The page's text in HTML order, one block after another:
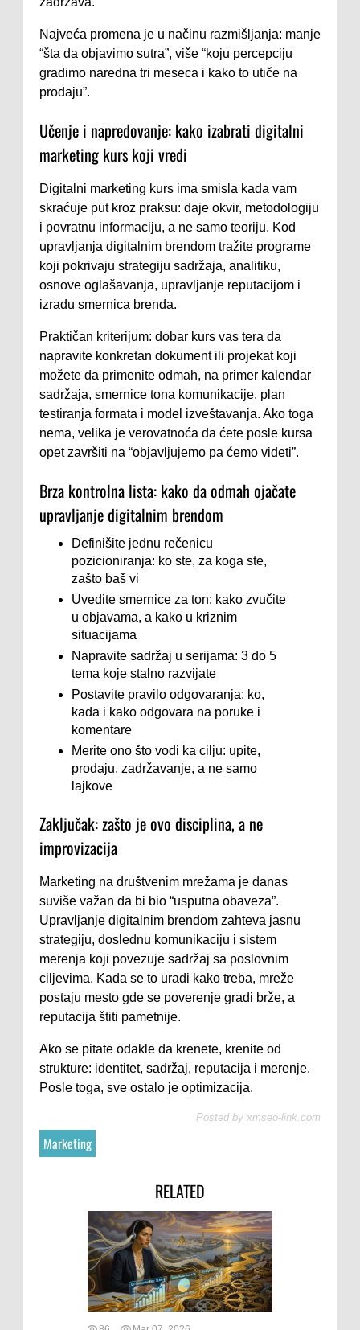
Najveća promena je u načinu razmišljanja: manje
“šta da objavimo sutra”, više “koju percepciju
gradimo naredna tri meseca i kako to utiče na
prodaju”.
Učenje i napredovanje: kako izabrati digitalni
marketing kurs koji vredi
Digitalni marketing kurs ima smisla kada vam
skraćuje put kroz praksu: daje okvir, metodologiju
i povratnu informaciju, a ne samo teoriju. Kod
upravljanja digitalnim brendom tražite programe
koji pokrivaju strategiju sadržaja, analitiku,
osnove oglašavanja, upravljanje reputacijom i
izradu smernica brenda.
Praktičan kriterijum: dobar kurs vas tera da
napravite konkretan dokument ili projekat koji
možete da primenite odmah, na primer kalendar
sadržaja, smernice tona komunikacije, plan
testiranja formata i model izveštavanja. Ako toga
nema, velika je verovatnoća da ćete posle kursa
opet završiti na “objavljujemo pa ćemo videti”.
Brza kontrolna lista: kako da odmah ojačate
upravljanje digitalnim brendom
Definišite jednu rečenicu
pozicioniranja: ko ste, za koga ste,
zašto baš vi
Uvedite smernice za ton: kako zvučite
u objavama, a kako u kriznim
situacijama
Napravite sadržaj u serijama: 3 do 5
tema koje stalno razvijate
Postavite pravilo odgovaranja: ko,
kada i kako odgovara na poruke i
komentare
Merite ono što vodi ka cilju: upite,
prodaju, zadržavanje, a ne samo
lajkove
Zaključak: zašto je ovo disciplina, a ne
improvizacija
Marketing na društvenim mrežama je danas
suviše važan da bi bio “usputna obaveza”.
Upravljanje digitalnim brendom zahteva jasnu
strategiju, doslednu komunikaciju i sistem
merenja koji povezuje sadržaj sa poslovnim
ciljevima. Kada se to uradi kako treba, mreže
postaju mesto gde se poverenje gradi brže, a
reputacija štiti pametnije.
Ako se pitate odakle da krenete, krenite od
strukture: identitet, sadržaj, reputacija i merenje.
Posle toga, sve ostalo je optimizacija.
Posted by xmseo-link.com
Marketing
RELATED